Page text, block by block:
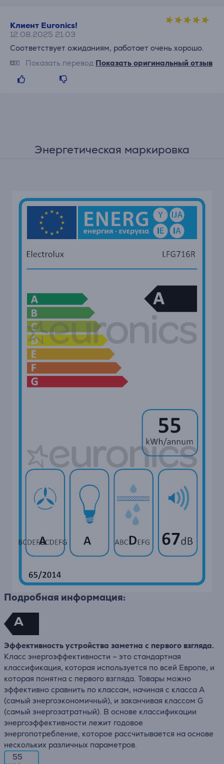
Клиент Euronics!
12.08.2025 21:03
Соответствует ожиданиям, работает очень хорошо.
Показать перевод Показать оригинальный отзыв
Энергетическая маркировка
Подробная информация:
A
Эффективность устройства заметна с первого взгляда.
Класс энергоэффективности – это стандартная
классификация, которая используется по всей Европе, и
которая понятна с первого взгляда. Товары можно
эффективно сравнить по классам, начиная с класса А
(самый энергоэкономичный), и заканчивая классом G
(самый энергозатратный). В основе классификации
энергоэффективности лежит годовое
энергопотребление, которое рассчитывается на основе
нескольких различных параметров.
55